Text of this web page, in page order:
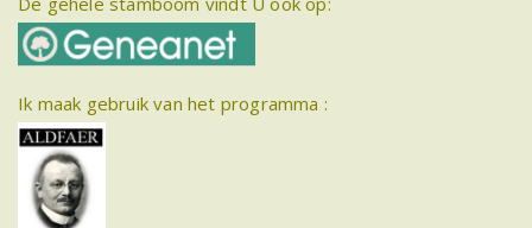
Ik maak gebruik van het programma :